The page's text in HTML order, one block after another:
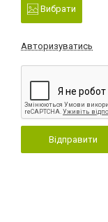
Вибрати
Авторизуватись
Відправити